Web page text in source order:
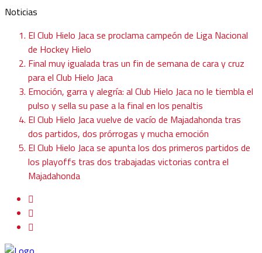
Noticias
El Club Hielo Jaca se proclama campeón de Liga Nacional
de Hockey Hielo
Final muy igualada tras un fin de semana de cara y cruz
para el Club Hielo Jaca
Emoción, garra y alegría: al Club Hielo Jaca no le tiembla el
pulso y sella su pase a la final en los penaltis
El Club Hielo Jaca vuelve de vacío de Majadahonda tras
dos partidos, dos prórrogas y mucha emoción
El Club Hielo Jaca se apunta los dos primeros partidos de
los playoffs tras dos trabajadas victorias contra el
Majadahonda